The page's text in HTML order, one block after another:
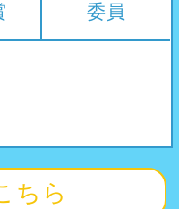
委員
ちら